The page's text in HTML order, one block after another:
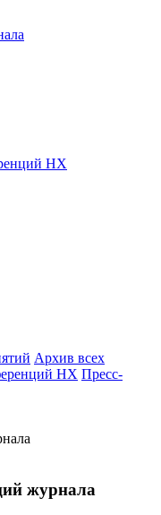
НХ
Архив всех
НХ Пресс-
журнала